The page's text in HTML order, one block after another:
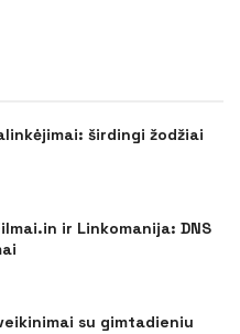
širdingi žodžiai
ir Linkomanija: DNS
su gimtadieniu